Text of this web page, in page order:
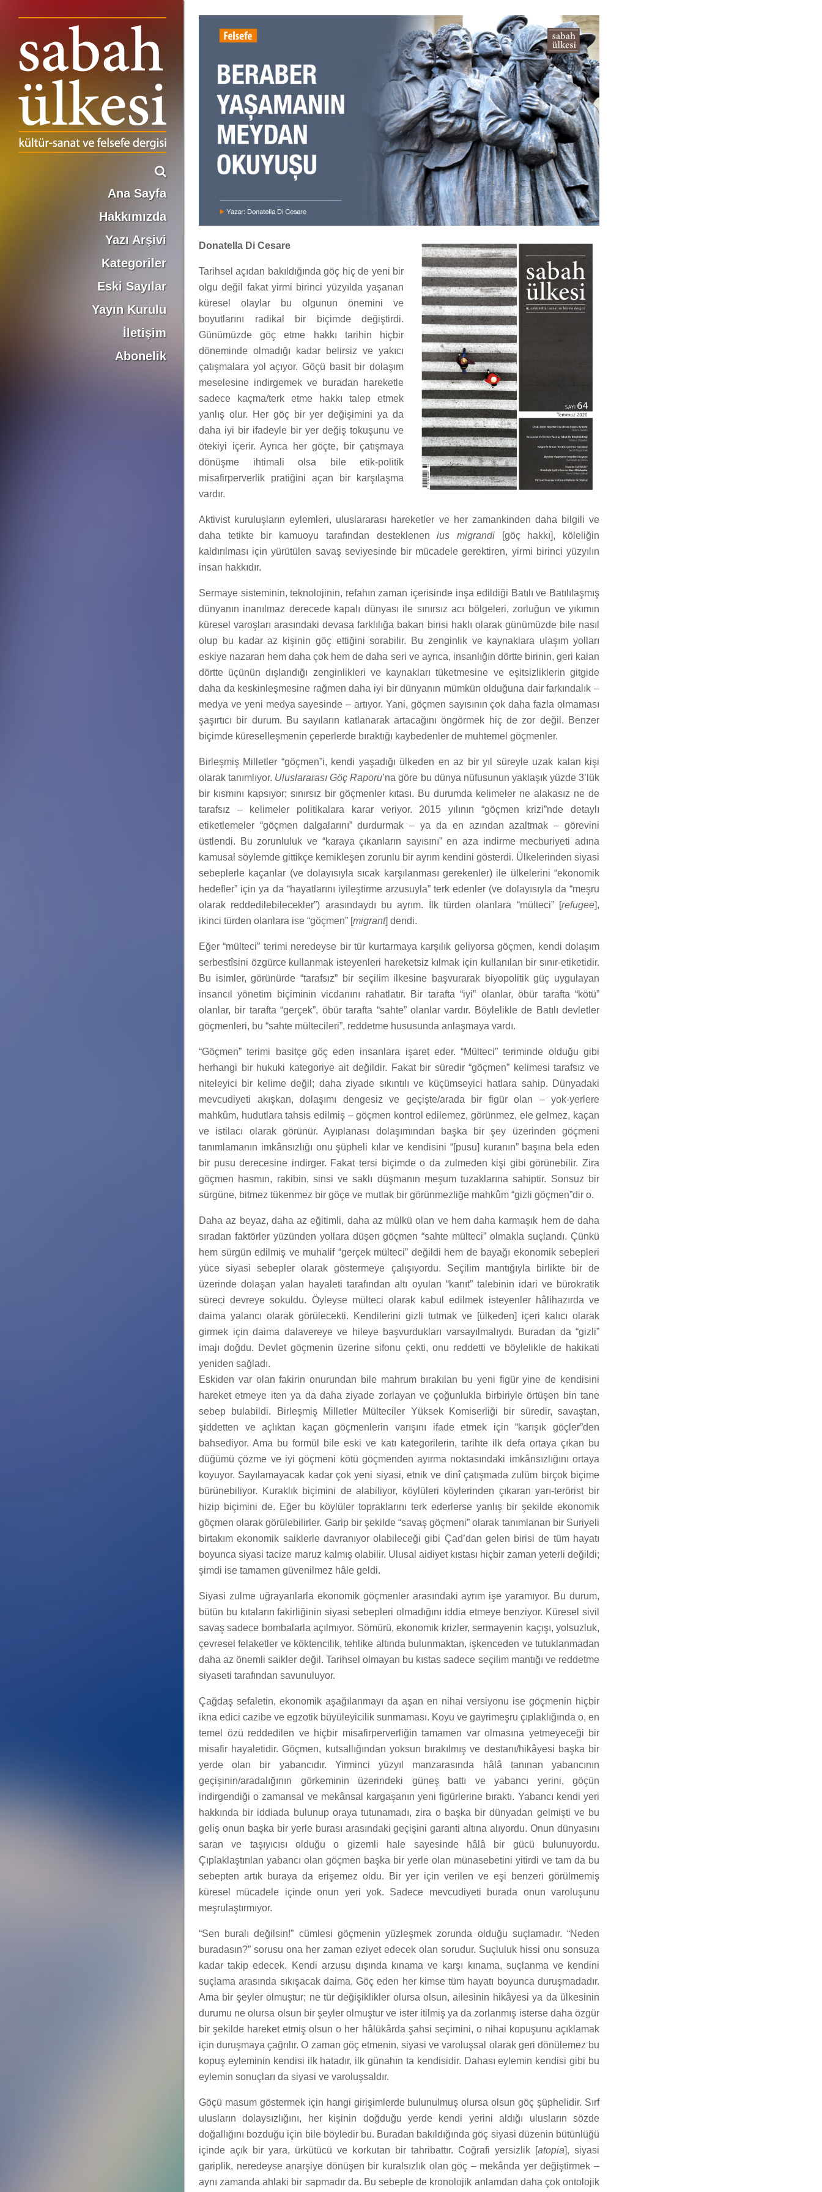
Ana Sayfa
Hakkımızda
Yazı Arşivi
Kategoriler
Eski Sayılar
Yayın Kurulu
İletişim
Abonelik
Donatella Di Cesare
Tarihsel açıdan bakıldığında göç hiç de yeni bir
olgu değil fakat yirmi birinci yüzyılda yaşanan
küresel olaylar bu olgunun önemini ve
boyutlarını radikal bir biçimde değiştirdi.
Günümüzde göç etme hakkı tarihin hiçbir
döneminde olmadığı kadar belirsiz ve yakıcı
çatışmalara yol açıyor. Göçü basit bir dolaşım
meselesine indirgemek ve buradan hareketle
sadece kaçma/terk etme hakkı talep etmek
yanlış olur. Her göç bir yer değişimini ya da
daha iyi bir ifadeyle bir yer değiş tokuşunu ve
ötekiyi içerir. Ayrıca her göçte, bir çatışmaya
dönüşme ihtimali olsa bile etik-politik
misafirperverlik pratiğini açan bir karşılaşma
vardır.
Aktivist kuruluşların eylemleri, uluslararası hareketler ve her zamankinden daha bilgili ve
daha tetikte bir kamuoyu tarafından desteklenenius migrandi[göç hakkı], köleliğin
kaldırılması için yürütülen savaş seviyesinde bir mücadele gerektiren, yirmi birinci yüzyılın
insan hakkıdır.
Sermaye sisteminin, teknolojinin, refahın zaman içerisinde inşa edildiği Batılı ve Batılılaşmış
dünyanın inanılmaz derecede kapalı dünyası ile sınırsız acı bölgeleri, zorluğun ve yıkımın
küresel varoşları arasındaki devasa farklılığa bakan birisi haklı olarak günümüzde bile nasıl
olup bu kadar az kişinin göç ettiğini sorabilir. Bu zenginlik ve kaynaklara ulaşım yolları
eskiye nazaran hem daha çok hem de daha seri ve ayrıca, insanlığın dörtte birinin, geri kalan
dörtte üçünün dışlandığı zenginlikleri ve kaynakları tüketmesine ve eşitsizliklerin gitgide
daha da keskinleşmesine rağmen daha iyi bir dünyanın mümkün olduğuna dair farkındalık –
medya ve yeni medya sayesinde – artıyor. Yani, göçmen sayısının çok daha fazla olmaması
şaşırtıcı bir durum. Bu sayıların katlanarak artacağını öngörmek hiç de zor değil. Benzer
biçimde küreselleşmenin çeperlerde bıraktığı kaybedenler de muhtemel göçmenler.
Birleşmiş Milletler “göçmen”i, kendi yaşadığı ülkeden en az bir yıl süreyle uzak kalan kişi
olarak tanımlıyor. Uluslararası Göç Raporu’na göre bu dünya nüfusunun yaklaşık yüzde 3’lük
bir kısmını kapsıyor; sınırsız bir göçmenler kıtası. Bu durumda kelimeler ne alakasız ne de
tarafsız – kelimeler politikalara karar veriyor. 2015 yılının “göçmen krizi”nde detaylı
etiketlemeler “göçmen dalgalarını” durdurmak – ya da en azından azaltmak – görevini
üstlendi. Bu zorunluluk ve “karaya çıkanların sayısını” en aza indirme mecburiyeti adına
kamusal söylemde gittikçe kemikleşen zorunlu bir ayrım kendini gösterdi. Ülkelerinden siyasi
sebeplerle kaçanlar (ve dolayısıyla sıcak karşılanması gerekenler) ile ülkelerini “ekonomik
hedefler” için ya da “hayatlarını iyileştirme arzusuyla” terk edenler (ve dolayısıyla da “meşru
olarak reddedilebilecekler”) arasındaydı bu ayrım. İlk türden olanlara “mülteci” [refugee],
ikinci türden olanlara ise “göçmen” [migrant] dendi.
Eğer “mülteci” terimi neredeyse bir tür kurtarmaya karşılık geliyorsa göçmen, kendi dolaşım
serbestîsini özgürce kullanmak isteyenleri hareketsiz kılmak için kullanılan bir sınır-etiketidir.
Bu isimler, görünürde “tarafsız” bir seçilim ilkesine başvurarak biyopolitik güç uygulayan
insancıl yönetim biçiminin vicdanını rahatlatır. Bir tarafta “iyi” olanlar, öbür tarafta “kötü”
olanlar, bir tarafta “gerçek”, öbür tarafta “sahte” olanlar vardır. Böylelikle de Batılı devletler
göçmenleri, bu “sahte mültecileri”, reddetme hususunda anlaşmaya vardı.
“Göçmen” terimi basitçe göç eden insanlara işaret eder. “Mülteci” teriminde olduğu gibi
herhangi bir hukuki kategoriye ait değildir. Fakat bir süredir “göçmen” kelimesi tarafsız ve
niteleyici bir kelime değil; daha ziyade sıkıntılı ve küçümseyici hatlara sahip. Dünyadaki
mevcudiyeti akışkan, dolaşımı dengesiz ve geçişte/arada bir figür olan – yok-yerlere
mahkûm, hudutlara tahsis edilmiş – göçmen kontrol edilemez, görünmez, ele gelmez, kaçan
ve istilacı olarak görünür. Ayıplanası dolaşımından başka bir şey üzerinden göçmeni
tanımlamanın imkânsızlığı onu şüpheli kılar ve kendisini “[pusu] kuranın” başına bela eden
bir pusu derecesine indirger. Fakat tersi biçimde o da zulmeden kişi gibi görünebilir. Zira
göçmen hasmın, rakibin, sinsi ve saklı düşmanın meşum tuzaklarına sahiptir. Sonsuz bir
sürgüne, bitmez tükenmez bir göçe ve mutlak bir görünmezliğe mahkûm “gizli göçmen”dir o.
Daha az beyaz, daha az eğitimli, daha az mülkü olan ve hem daha karmaşık hem de daha
sıradan faktörler yüzünden yollara düşen göçmen “sahte mülteci” olmakla suçlandı. Çünkü
hem sürgün edilmiş ve muhalif “gerçek mülteci” değildi hem de bayağı ekonomik sebepleri
yüce siyasi sebepler olarak göstermeye çalışıyordu. Seçilim mantığıyla birlikte bir de
üzerinde dolaşan yalan hayaleti tarafından altı oyulan “kanıt” talebinin idari ve bürokratik
süreci devreye sokuldu. Öyleyse mülteci olarak kabul edilmek isteyenler hâlihazırda ve
daima yalancı olarak görülecekti. Kendilerini gizli tutmak ve [ülkeden] içeri kalıcı olarak
girmek için daima dalavereye ve hileye başvurdukları varsayılmalıydı. Buradan da “gizli”
imajı doğdu. Devlet göçmenin üzerine sifonu çekti, onu reddetti ve böylelikle de hakikati
yeniden sağladı.
Eskiden var olan fakirin onurundan bile mahrum bırakılan bu yeni figür yine de kendisini
hareket etmeye iten ya da daha ziyade zorlayan ve çoğunlukla birbiriyle örtüşen bin tane
sebep bulabildi. Birleşmiş Milletler Mülteciler Yüksek Komiserliği bir süredir, savaştan,
şiddetten ve açlıktan kaçan göçmenlerin varışını ifade etmek için “karışık göçler”den
bahsediyor. Ama bu formül bile eski ve katı kategorilerin, tarihte ilk defa ortaya çıkan bu
düğümü çözme ve iyi göçmeni kötü göçmenden ayırma noktasındaki imkânsızlığını ortaya
koyuyor. Sayılamayacak kadar çok yeni siyasi, etnik ve dinî çatışmada zulüm birçok biçime
bürünebiliyor. Kuraklık biçimini de alabiliyor, köylüleri köylerinden çıkaran yarı-terörist bir
hizip biçimini de. Eğer bu köylüler topraklarını terk ederlerse yanlış bir şekilde ekonomik
göçmen olarak görülebilirler. Garip bir şekilde “savaş göçmeni” olarak tanımlanan bir Suriyeli
birtakım ekonomik saiklerle davranıyor olabileceği gibi Çad’dan gelen birisi de tüm hayatı
boyunca siyasi tacize maruz kalmış olabilir. Ulusal aidiyet kıstası hiçbir zaman yeterli değildi;
şimdi ise tamamen güvenilmez hâle geldi.
Siyasi zulme uğrayanlarla ekonomik göçmenler arasındaki ayrım işe yaramıyor. Bu durum,
bütün bu kıtaların fakirliğinin siyasi sebepleri olmadığını iddia etmeye benziyor. Küresel sivil
savaş sadece bombalarla açılmıyor. Sömürü, ekonomik krizler, sermayenin kaçışı, yolsuzluk,
çevresel felaketler ve köktencilik, tehlike altında bulunmaktan, işkenceden ve tutuklanmadan
daha az önemli saikler değil. Tarihsel olmayan bu kıstas sadece seçilim mantığı ve reddetme
siyaseti tarafından savunuluyor.
Çağdaş sefaletin, ekonomik aşağılanmayı da aşan en nihai versiyonu ise göçmenin hiçbir
ikna edici cazibe ve egzotik büyüleyicilik sunmaması. Koyu ve gayrimeşru çıplaklığında o, en
temel özü reddedilen ve hiçbir misafirperverliğin tamamen var olmasına yetmeyeceği bir
misafir hayaletidir. Göçmen, kutsallığından yoksun bırakılmış ve destanı/hikâyesi başka bir
yerde olan bir yabancıdır. Yirminci yüzyıl manzarasında hâlâ tanınan yabancının
geçişinin/aradalığının görkeminin üzerindeki güneş battı ve yabancı yerini, göçün
indirgendiği o zamansal ve mekânsal kargaşanın yeni figürlerine bıraktı. Yabancı kendi yeri
hakkında bir iddiada bulunup oraya tutunamadı, zira o başka bir dünyadan gelmişti ve bu
geliş onun başka bir yerle burası arasındaki geçişini garanti altına alıyordu. Onun dünyasını
saran ve taşıyıcısı olduğu o gizemli hale sayesinde hâlâ bir gücü bulunuyordu.
Çıplaklaştırılan yabancı olan göçmen başka bir yerle olan münasebetini yitirdi ve tam da bu
sebepten artık buraya da erişemez oldu. Bir yer için verilen ve eşi benzeri görülmemiş
küresel mücadele içinde onun yeri yok. Sadece mevcudiyeti burada onun varoluşunu
meşrulaştırmıyor.
“Sen buralı değilsin!” cümlesi göçmenin yüzleşmek zorunda olduğu suçlamadır. “Neden
buradasın?” sorusu ona her zaman eziyet edecek olan sorudur. Suçluluk hissi onu sonsuza
kadar takip edecek. Kendi arzusu dışında kınama ve karşı kınama, suçlanma ve kendini
suçlama arasında sıkışacak daima. Göç eden her kimse tüm hayatı boyunca duruşmadadır.
Ama bir şeyler olmuştur; ne tür değişiklikler olursa olsun, ailesinin hikâyesi ya da ülkesinin
durumu ne olursa olsun bir şeyler olmuştur ve ister itilmiş ya da zorlanmış isterse daha özgür
bir şekilde hareket etmiş olsun o her hâlükârda şahsi seçimini, o nihai kopuşunu açıklamak
için duruşmaya çağrılır. O zaman göç etmenin, siyasi ve varoluşsal olarak geri dönülemez bu
kopuş eyleminin kendisi ilk hatadır, ilk günahın ta kendisidir. Dahası eylemin kendisi gibi bu
eylemin sonuçları da siyasi ve varoluşsaldır.
Göçü masum göstermek için hangi girişimlerde bulunulmuş olursa olsun göç şüphelidir. Sırf
ulusların dolaysızlığını, her kişinin doğduğu yerde kendi yerini aldığı ulusların sözde
doğallığını bozduğu için bile böyledir bu. Buradan bakıldığında göç siyasi düzenin bütünlüğü
içinde açık bir yara, ürkütücü ve korkutan bir tahribattır. Coğrafi yersizlik [atopia], siyasi
gariplik, neredeyse anarşiye dönüşen bir kuralsızlık olan göç – mekânda yer değiştirmek –
aynı zamanda ahlaki bir sapmadır da. Bu sebeple de kronolojik anlamdan daha çok ontolojik